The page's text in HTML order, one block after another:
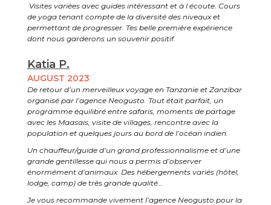
Visites variées avec guides intéressant et à l écoute. Cours
de yoga tenant compte de la diversité des niveaux et
permettant de progresser. Tes belle première expérience
dont nous garderons un souvenir positif.
Katia P.
AUGUST 2023
De retour d’un merveilleux voyage en Tanzanie et Zanzibar
organisé par l’agence Neogusto. Tout était parfait, un
programme équilibré entre safaris, moments de partage
avec les Maasais, visite de villages, rencontre avec la
population et quelques jours au bord de l’océan indien.
Un chauffeur/guide d’un grand professionnalisme et d’une
grande gentillesse qui nous a permis d’observer
énormément d’animaux. Des hébergements variés (hôtel,
lodge, camp) de très grande qualité…
Je vous recommande vivement l’agence Neogusto pour la